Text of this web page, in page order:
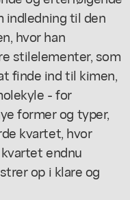
indledning til den
hvor han
stilelementer, som
finde ind til kimen,
- for
former og typer,
kvartet, hvor
endnu
op i klare og